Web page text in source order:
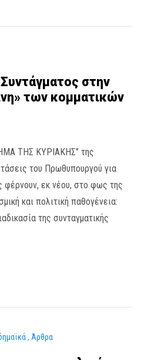
στην
των κομματικών
ΤΗΣ ΚΥΡΙΑΚΗΣ" της
του Πρωθυπουργού για
εκ νέου, στο φως της
και πολιτική παθογένεια:
της συνταγματικής
Άρθρα